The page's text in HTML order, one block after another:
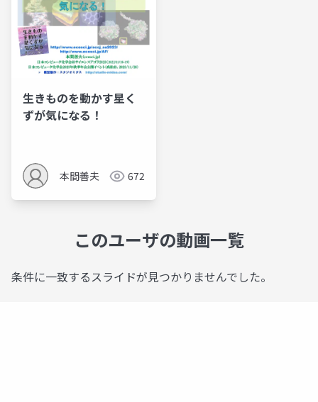
生きものを動かす星く
ずが気になる！
本間善夫 672
このユーザの動画一覧
条件に一致するスライドが見つかりませんでした。